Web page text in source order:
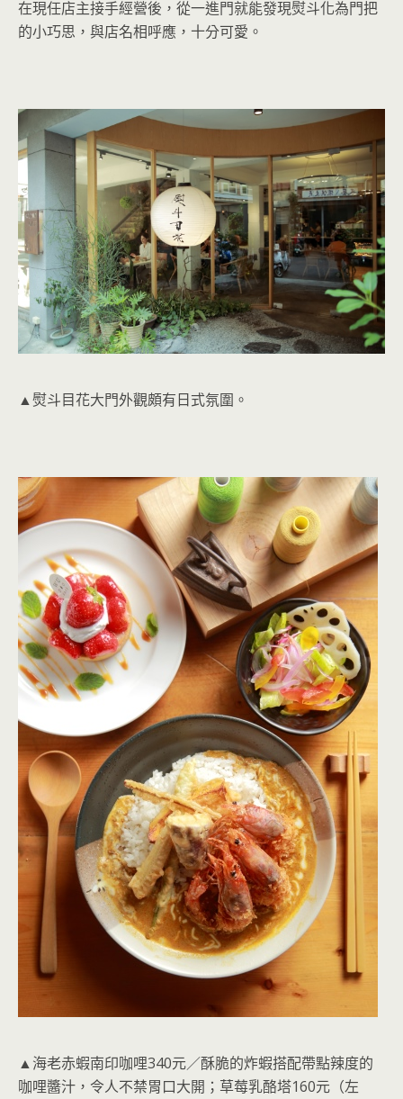
在現任店主接手經營後，從一進門就能發現熨斗化為門把
的小巧思，與店名相呼應，十分可愛。
▲熨斗目花大門外觀頗有日式氛圍。
▲海老赤蝦南印咖哩340元／酥脆的炸蝦搭配帶點辣度的
咖哩醬汁，令人不禁胃口大開；草莓乳酪塔160元（左